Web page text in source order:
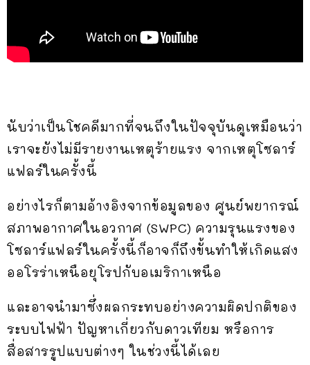
นับว่าเป็นโชคดีมากที่จนถึงในปัจจุบันดูเหมือนว่า
เราจะยังไม่มีรายงานเหตุร้ายแรง จากเหตุโซลาร์
แฟลร์ในครั้งนี้
อย่างไรก็ตามอ้างอิงจากข้อมูลของ ศูนย์พยากรณ์
สภาพอากาศในอวกาศ (SWPC) ความรุนแรงของ
โซลาร์แฟลร์ในครั้งนี้ก็อาจก็ถึงขั้นทำให้เกิดแสง
ออโรร่าเหนือยุโรปกับอเมริกาเหนือ
และอาจนำมาซึ่งผลกระทบอย่างความผิดปกติของ
ระบบไฟฟ้า ปัญหาเกี่ยวกับดาวเทียม หรือการ
สื่อสารรูปแบบต่างๆ ในช่วงนี้ได้เลย